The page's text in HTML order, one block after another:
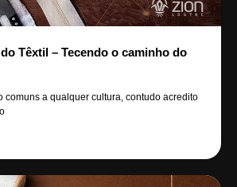
do Têxtil – Tecendo o caminho do
comuns a qualquer cultura, contudo acredito